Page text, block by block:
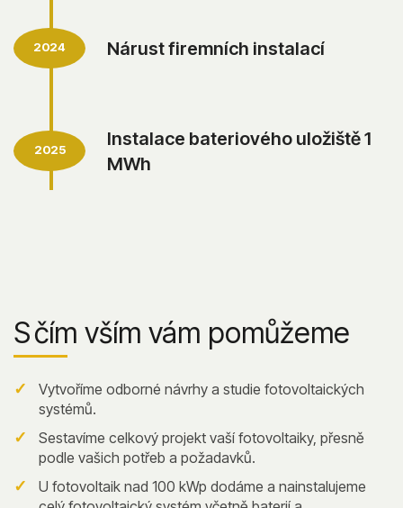
Nárust firemních instalací
2024
Instalace bateriového uložiště 1
MWh
2025
S čím vším vám pomůžeme
Vytvoříme odborné návrhy a studie fotovoltaických
systémů.
Sestavíme celkový projekt vaší fotovoltaiky, přesně
podle vašich potřeb a požadavků.
U fotovoltaik nad 100 kWp dodáme a nainstalujeme